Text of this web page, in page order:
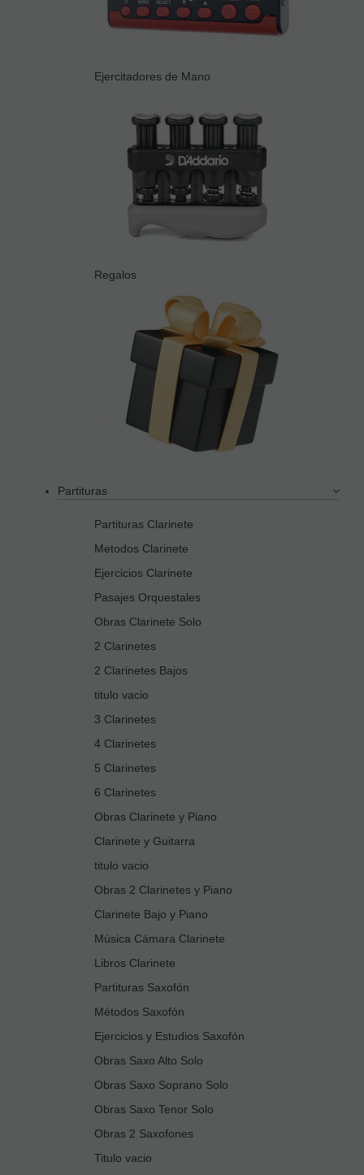
Ejercitadores de Mano
Regalos
Partituras
Partituras Clarinete
Metodos Clarinete
Ejercicios Clarinete
Pasajes Orquestales
Obras Clarinete Solo
2 Clarinetes
2 Clarinetes Bajos
titulo vacio
3 Clarinetes
4 Clarinetes
5 Clarinetes
6 Clarinetes
Obras Clarinete y Piano
Clarinete y Guitarra
titulo vacio
Obras 2 Clarinetes y Piano
Clarinete Bajo y Piano
Música Cámara Clarinete
Libros Clarinete
Partituras Saxofón
Métodos Saxofón
Ejercicios y Estudios Saxofón
Obras Saxo Alto Solo
Obras Saxo Soprano Solo
Obras Saxo Tenor Solo
Obras 2 Saxofones
Titulo vacio